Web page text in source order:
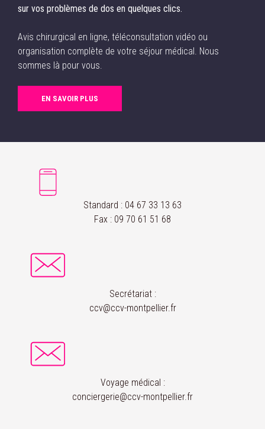
sur vos problèmes de dos en quelques clics.
Avis chirurgical en ligne, téléconsultation vidéo ou
organisation complète de votre séjour médical. Nous
sommes là pour vous.
EN SAVOIR PLUS
Standard : 04 67 33 13 63
Fax : 09 70 61 51 68
Secrétariat :
ccv@ccv-montpellier.fr
Voyage médical :
conciergerie@ccv-montpellier.fr